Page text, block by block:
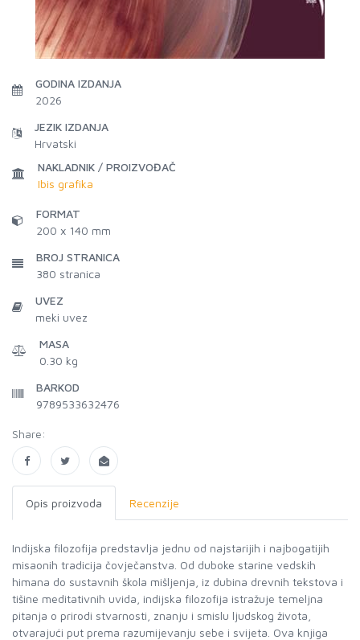
GODINA IZDANJA
2026
JEZIK IZDANJA
Hrvatski
NAKLADNIK / PROIZVOĐAČ
Ibis grafika
FORMAT
200 x 140 mm
BROJ STRANICA
380 stranica
UVEZ
meki uvez
MASA
0.30 kg
BARKOD
9789533632476
Share:
Opis proizvoda Recenzije
Indijska filozofija predstavlja jednu od najstarijih i najbogatijih
misaonih tradicija čovječanstva. Od duboke starine vedskih
himana do sustavnih škola mišljenja, iz dubina drevnih tekstova i
tišine meditativnih uvida, indijska filozofija istražuje temeljna
pitanja o prirodi stvarnosti, znanju i smislu ljudskog života,
otvarajući put prema razumijevanju sebe i svijeta. Ova knjiga